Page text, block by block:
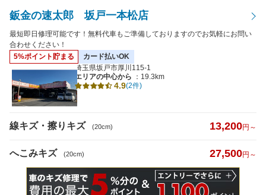
へこみキズ
キズのサイズ
※5cm以下から選択可
距離
鈑金の速太郎 坂戸一本松店
最短即日修理可能です！無料代車もご準備しておりますのでお気軽にお問い
合わせください！
5%ポイント貯まる
カード払いOK
埼玉県坂戸市厚川115-1
エリアの中心から
：19.3km
4.9(2件)
線キズ・擦りキズ (20cm) 13,200円～
へこみキズ (20cm) 27,500円～